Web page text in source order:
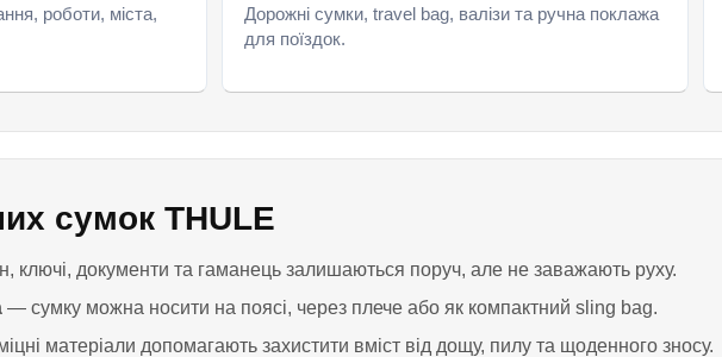
роботи, міста,
Дорожні сумки, travel bag, валізи та ручна поклажа
для поїздок.
сумок THULE
ключі, документи та гаманець залишаються поруч, але не заважають руху.
— сумку можна носити на поясі, через плече або як компактний sling bag.
матеріали допомагають захистити вміст від дощу, пилу та щоденного зносу.